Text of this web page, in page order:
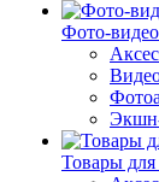
Фото-
Товары для